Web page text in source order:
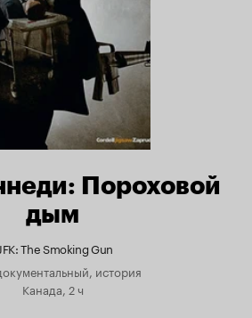
Пороховой
дым
JFK: The Smoking Gun
история
Канада, 2 ч